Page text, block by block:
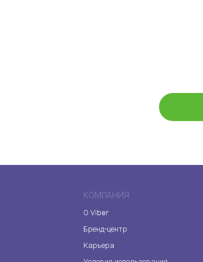
КОМПАНИЯ
О Viber
Бренд-центр
Карьера